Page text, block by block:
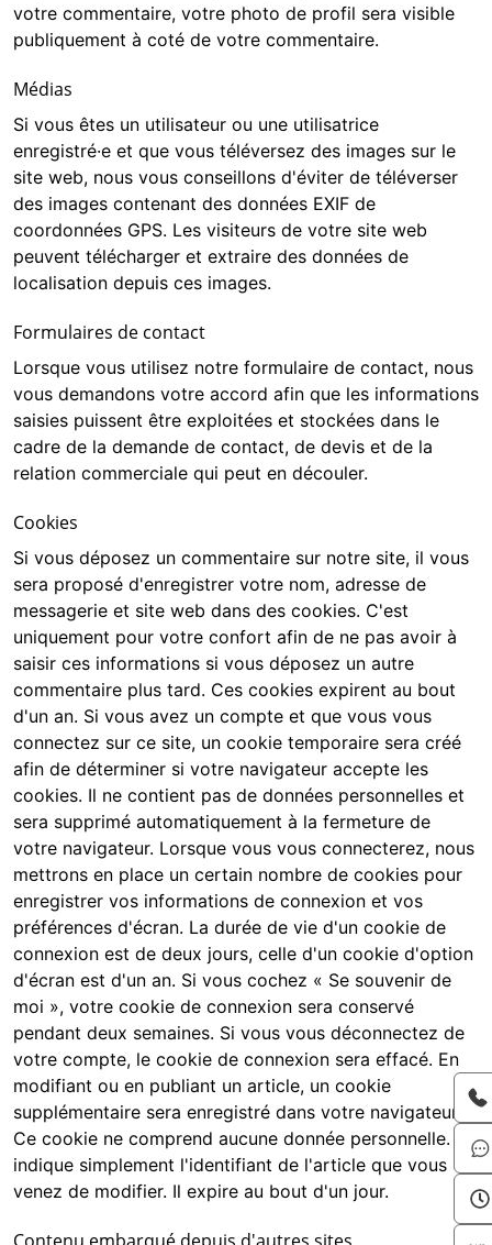
votre commentaire, votre photo de profil sera visible
publiquement à coté de votre commentaire.
Médias
Si vous êtes un utilisateur ou une utilisatrice
enregistré·e et que vous téléversez des images sur le
site web, nous vous conseillons d'éviter de téléverser
des images contenant des données EXIF de
coordonnées GPS. Les visiteurs de votre site web
peuvent télécharger et extraire des données de
localisation depuis ces images.
Formulaires de contact
Lorsque vous utilisez notre formulaire de contact, nous
vous demandons votre accord afin que les informations
saisies puissent être exploitées et stockées dans le
cadre de la demande de contact, de devis et de la
relation commerciale qui peut en découler.
Cookies
Si vous déposez un commentaire sur notre site, il vous
sera proposé d'enregistrer votre nom, adresse de
messagerie et site web dans des cookies. C'est
uniquement pour votre confort afin de ne pas avoir à
saisir ces informations si vous déposez un autre
commentaire plus tard. Ces cookies expirent au bout
d'un an. Si vous avez un compte et que vous vous
connectez sur ce site, un cookie temporaire sera créé
afin de déterminer si votre navigateur accepte les
cookies. Il ne contient pas de données personnelles et
sera supprimé automatiquement à la fermeture de
votre navigateur. Lorsque vous vous connecterez, nous
mettrons en place un certain nombre de cookies pour
enregistrer vos informations de connexion et vos
préférences d'écran. La durée de vie d'un cookie de
connexion est de deux jours, celle d'un cookie d'option
d'écran est d'un an. Si vous cochez « Se souvenir de
moi », votre cookie de connexion sera conservé
pendant deux semaines. Si vous vous déconnectez de
votre compte, le cookie de connexion sera effacé. En
modifiant ou en publiant un article, un cookie
supplémentaire sera enregistré dans votre navigateur.
Ce cookie ne comprend aucune donnée personnelle. Il
indique simplement l'identifiant de l'article que vous
venez de modifier. Il expire au bout d'un jour.